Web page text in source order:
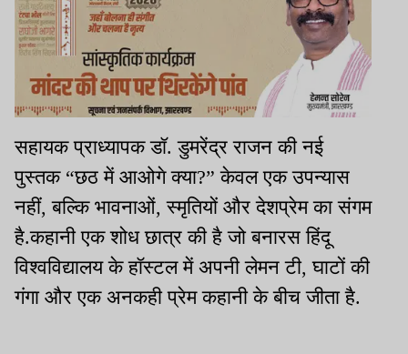
सहायक प्राध्यापक डॉ. डुमरेंद्र राजन की नई
पुस्तक “छठ में आओगे क्या?” केवल एक उपन्यास
नहीं, बल्कि भावनाओं, स्मृतियों और देशप्रेम का संगम
है.कहानी एक शोध छात्र की है जो बनारस हिंदू
विश्वविद्यालय के हॉस्टल में अपनी लेमन टी, घाटों की
गंगा और एक अनकही प्रेम कहानी के बीच जीता है.